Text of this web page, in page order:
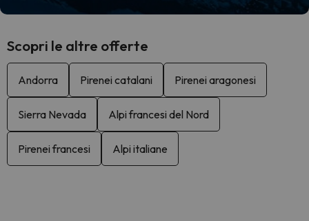
Scopri le altre offerte
Andorra Pirenei catalani Pirenei aragonesi
Sierra Nevada Alpi francesi del Nord
Pirenei francesi Alpi italiane